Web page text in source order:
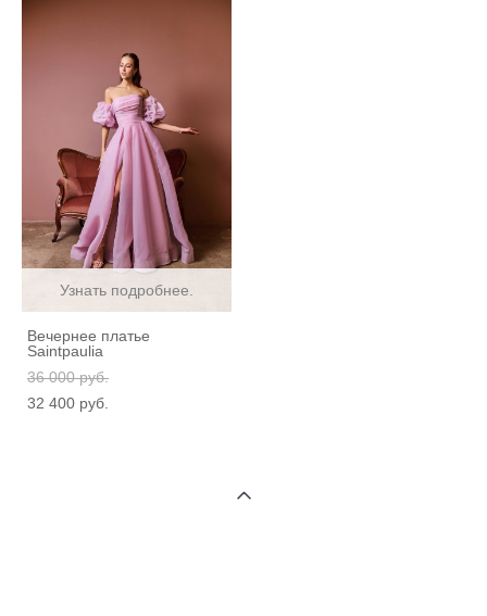
Узнать подробнее.
Вечернее платье
Saintpaulia
36 000 pуб.
32 400 pуб.